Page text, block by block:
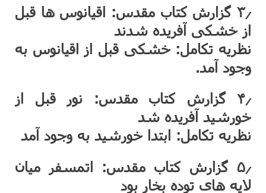
۳٫ گزارش کتاب مقدس: اقیانوس ها قبل
از خشکی آفریده شدند
نظریه تکامل: خشکی قبل از اقیانوس به
وجود آمد.
۴٫ گزارش کتاب مقدس: نور قبل از
خورشید آفریده شد
نظریه تکامل: ابتدا خورشید به وجود آمد
۵٫ گزارش کتاب مقدس: اتمسفر میان
لایه های توده بخار بود